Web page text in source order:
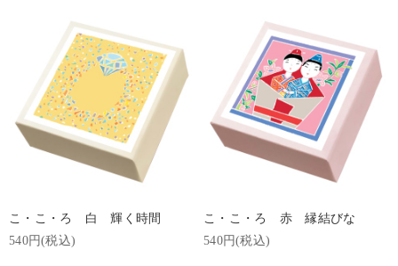
こ・こ・ろ 白 輝く時間
540円(税込)
こ・こ・ろ 赤 縁結びな
540円(税込)